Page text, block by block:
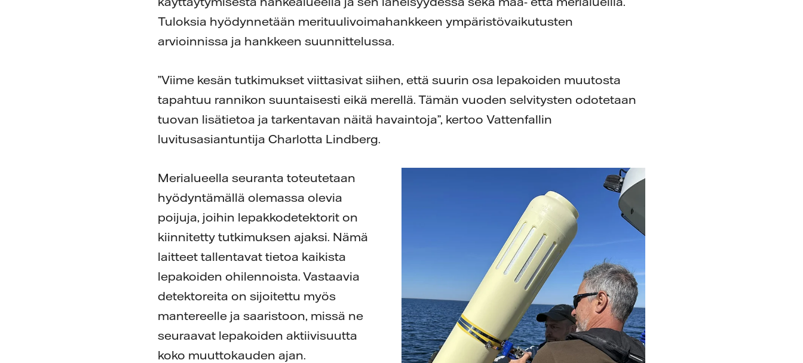
Tuloksia hyödynnetään merituulivoimahankkeen ympäristövaikutusten
arvioinnissa ja hankkeen suunnittelussa.
”Viime kesän tutkimukset viittasivat siihen, että suurin osa lepakoiden muutosta
tapahtuu rannikon suuntaisesti eikä merellä. Tämän vuoden selvitysten odotetaan
tuovan lisätietoa ja tarkentavan näitä havaintoja”, kertoo Vattenfallin
luvitusasiantuntija Charlotta Lindberg.
Merialueella seuranta toteutetaan
hyödyntämällä olemassa olevia
poijuja, joihin lepakkodetektorit on
kiinnitetty tutkimuksen ajaksi. Nämä
laitteet tallentavat tietoa kaikista
lepakoiden ohilennoista. Vastaavia
detektoreita on sijoitettu myös
mantereelle ja saaristoon, missä ne
seuraavat lepakoiden aktiivisuutta
koko muuttokauden ajan.